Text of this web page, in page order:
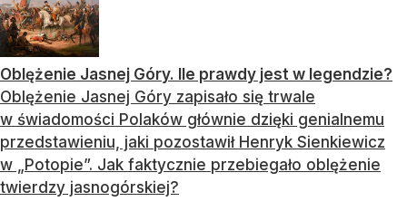
Oblężenie Jasnej Góry. Ile prawdy jest w legendzie?
Oblężenie Jasnej Góry zapisało się trwale
w świadomości Polaków głównie dzięki genialnemu
przedstawieniu, jaki pozostawił Henryk Sienkiewicz
w „Potopie”. Jak faktycznie przebiegało oblężenie
twierdzy jasnogórskiej?